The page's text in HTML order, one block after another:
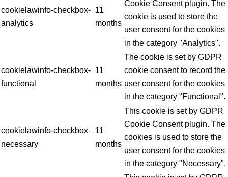
cookielawinfo-checkbox-
analytics
11
months
Cookie Consent plugin. The
cookie is used to store the
user consent for the cookies
in the category "Analytics".
cookielawinfo-checkbox-
functional
11
months
The cookie is set by GDPR
cookie consent to record the
user consent for the cookies
in the category "Functional".
cookielawinfo-checkbox-
necessary
11
months
This cookie is set by GDPR
Cookie Consent plugin. The
cookies is used to store the
user consent for the cookies
in the category "Necessary".